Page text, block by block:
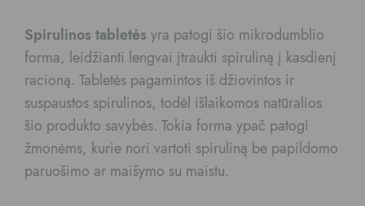
Spirulinos tabletės yra patogi šio mikrodumblio
forma, leidžianti lengvai įtraukti spiruliną į kasdienį
racioną. Tabletės pagamintos iš džiovintos ir
suspaustos spirulinos, todėl išlaikomos natūralios
šio produkto savybės. Tokia forma ypač patogi
žmonėms, kurie nori vartoti spiruliną be papildomo
paruošimo ar maišymo su maistu.